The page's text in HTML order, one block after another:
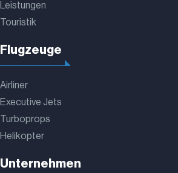
Leistungen
Touristik
Flugzeuge
Airliner
Executive Jets
Turboprops
Helikopter
Unternehmen